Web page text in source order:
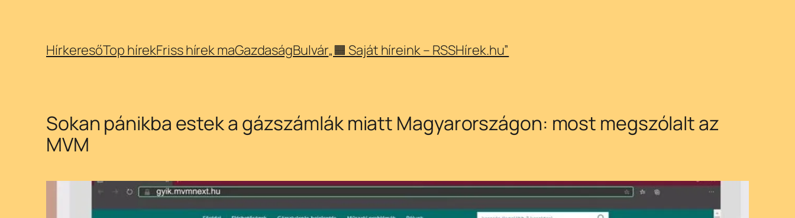
HírkeresőTop hírekFriss hírek maGazdaságBulvár„🟧 Saját híreink – RSSHírek.hu”
Sokan pánikba estek a gázszámlák miatt Magyarországon: most megszólalt az
MVM